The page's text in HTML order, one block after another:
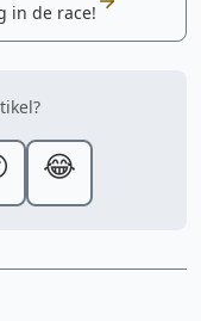
in de race!
😂